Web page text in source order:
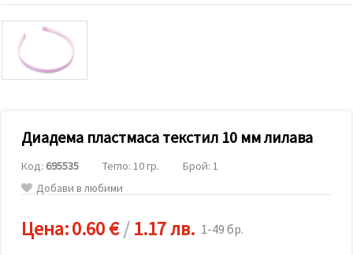
да
показваме
релевантно
съдържание
и реклами,
включително
за анализ
използваме
всички
Диадема пластмаса текстил 10 мм лилава
Код: 695535 Тегло: 10 гр.
Брой: 1
Добави в любими
Цена:0.60 €/1.17 лв. 1-49 бр.